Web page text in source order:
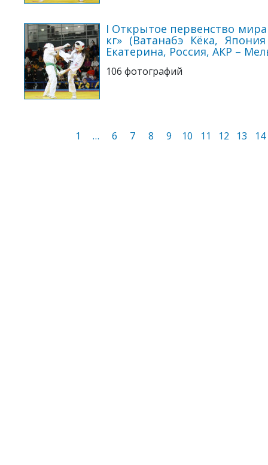
I Открытое первенство
кг» (Ватанабэ Кёка,
Екатерина, Россия, АКР –
106 фотографий
1 … 6 7 8 9 10 11 12 13 14